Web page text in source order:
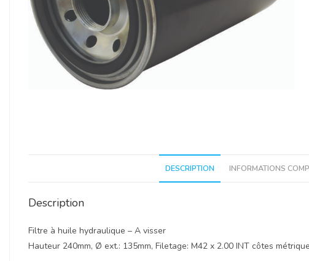
DESCRIPTION INFORMATIONS
Description
Filtre à huile hydraulique – A visser
Hauteur 240mm, Ø ext.: 135mm, Filetage: M42 x 2.00 INT côtes